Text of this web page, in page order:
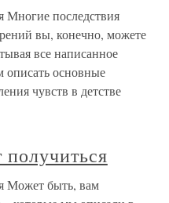
Многие последствия
вы, конечно, можете
все написанное
основные
чувств в детстве
Может быть, вам